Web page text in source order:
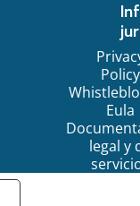
Policy
Eula
legal y